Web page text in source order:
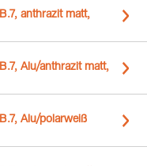
anthrazit matt,
Alu/anthrazit matt,
Alu/polarweiß